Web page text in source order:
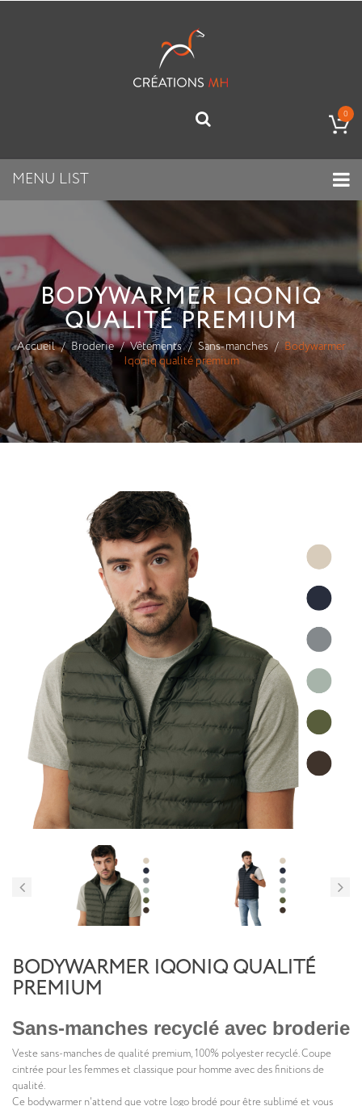
0
MENU LIST
BODYWARMER IQONIQ
QUALITÉ PREMIUM
Accueil Broderie Vêtements Sans-manches
Bodywarmer
Iqoniq qualité premium
BODYWARMER IQONIQ QUALITÉ
PREMIUM
Sans-manches recyclé avec broderie
Veste sans-manches de qualité premium, 100% polyester recyclé. Coupe
cintrée pour les femmes et classique pour homme avec des finitions de
qualité.
Ce bodywarmer n'attend que votre logo brodé pour être sublimé et vous